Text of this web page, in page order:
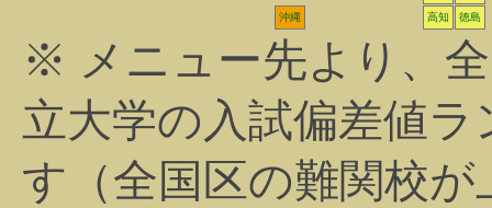
沖縄 高知 徳島
※ メニュー先より、
立大学の入試偏差値
す（全国区の難関校